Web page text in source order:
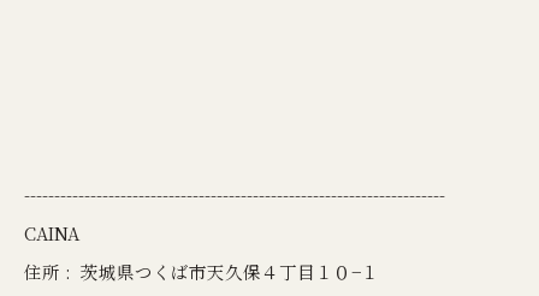
----------------------------------------------------------------------
CAINA
住所 : 茨城県つくば市天久保４丁目１０−１